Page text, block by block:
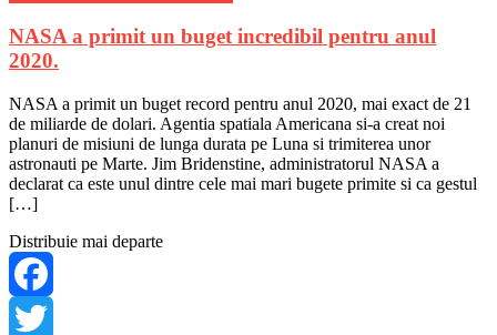
NASA a primit un buget incredibil pentru anul
2020.
NASA a primit un buget record pentru anul 2020, mai exact de 21
de miliarde de dolari. Agentia spatiala Americana si-a creat noi
planuri de misiuni de lunga durata pe Luna si trimiterea unor
astronauti pe Marte. Jim Bridenstine, administratorul NASA a
declarat ca este unul dintre cele mai mari bugete primite si ca gestul
[…]
Distribuie mai departe
Facebook